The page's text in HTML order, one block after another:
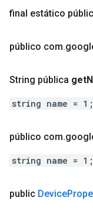
final estático
público com.
String pública get
string name = 1;
público com.
string name = 1;
public Device